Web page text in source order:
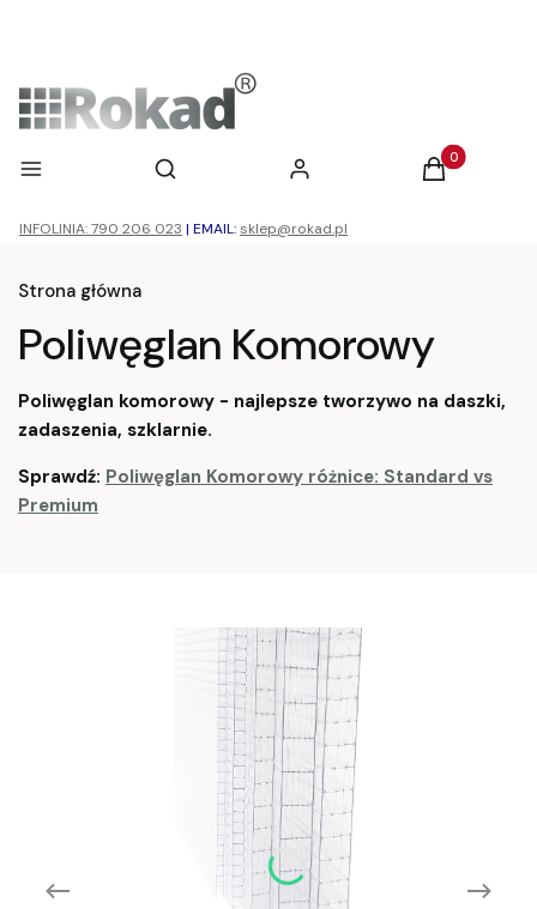
Menu Otwórz wyszukiwarkę
Szukaj Zaloguj się Produkty w
Koszyk
INFOLINIA: 790 206 023 | EMAIL: sklep@rokad.pl
Strona główna
Poliwęglan Komorowy
Poliwęglan komorowy - najlepsze tworzywo na daszki,
zadaszenia, szklarnie.
Sprawdź: Poliwęglan Komorowy różnice: Standard vs
Premium